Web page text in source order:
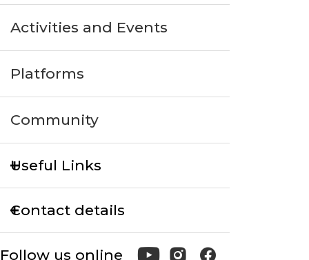
Activities and Events
Platforms
Community
Useful Links
Contact details
Follow us online